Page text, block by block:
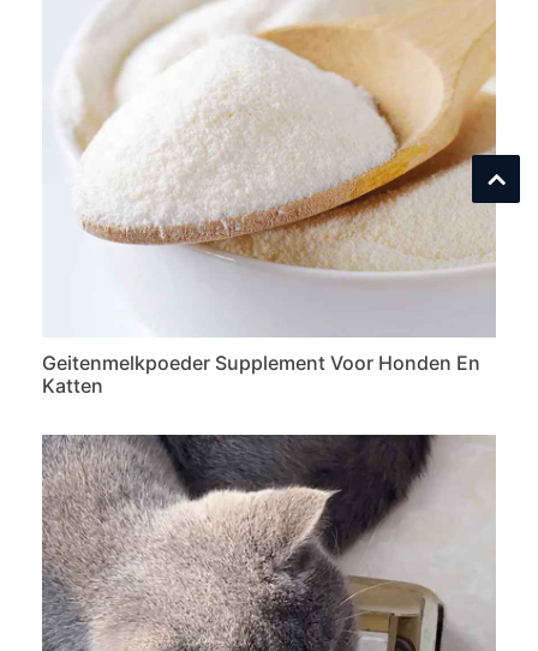
Geitenmelkpoeder Supplement Voor Honden En
Katten